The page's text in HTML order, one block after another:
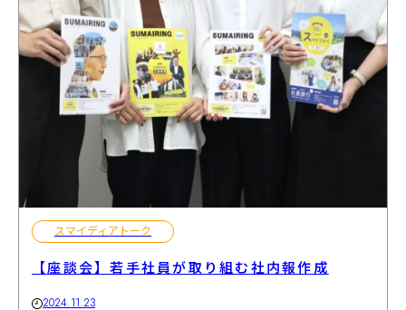
スマイディアトーク
【座談会】若手社員が取り組む社内報作成
2024.11.23